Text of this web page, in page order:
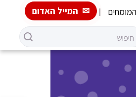
המייל האדום